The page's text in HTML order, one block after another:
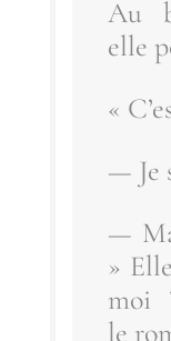
Au
elle
«
— Je
—
»
moi
le